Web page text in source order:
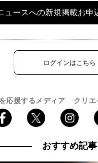
ュースへの新規掲載お申
ログインはこちら
応援するメディア クリエ
おすすめ記事